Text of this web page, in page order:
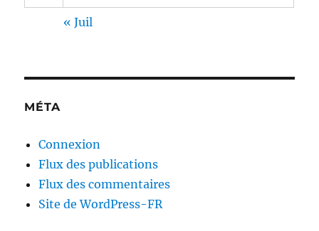
« Juil
MÉTA
Connexion
Flux des publications
Flux des commentaires
Site de WordPress-FR